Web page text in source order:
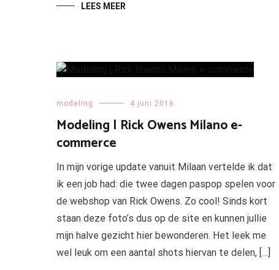
LEES MEER
modeling 4 juni 2016
Modeling | Rick Owens Milano e-
commerce
In mijn vorige update vanuit Milaan vertelde ik dat
ik een job had: die twee dagen paspop spelen voor
de webshop van Rick Owens. Zo cool! Sinds kort
staan deze foto’s dus op de site en kunnen jullie
mijn halve gezicht hier bewonderen. Het leek me
wel leuk om een aantal shots hiervan te delen, […]